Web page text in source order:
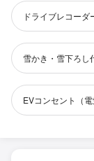
ドライブレコー
雪かき・雪下ろし
EVコンセント（